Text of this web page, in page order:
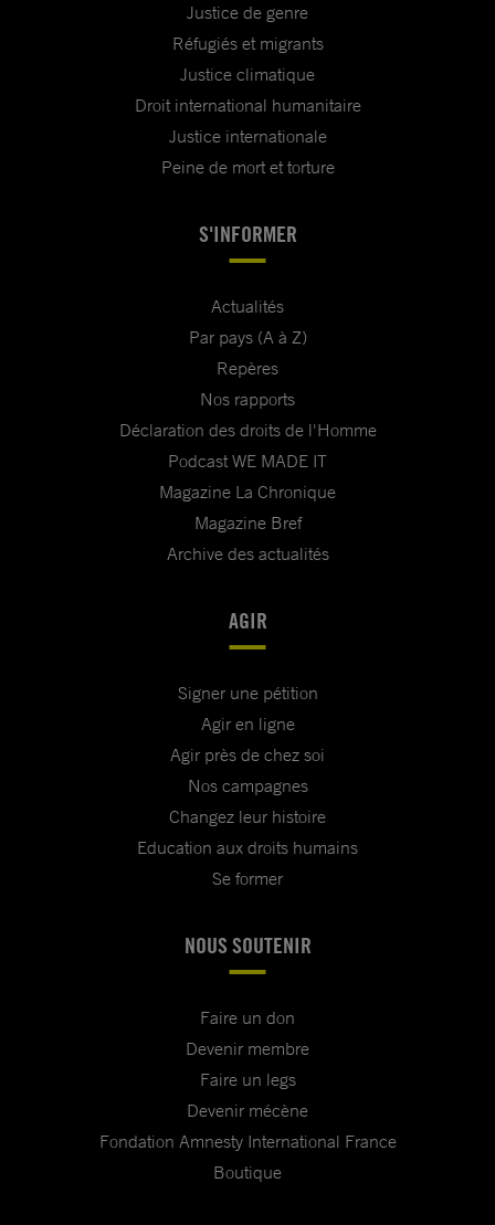
Justice de genre
Réfugiés et migrants
Justice climatique
Droit international humanitaire
Justice internationale
Peine de mort et torture
S'INFORMER
Actualités
Par pays (A à Z)
Repères
Nos rapports
Déclaration des droits de l'Homme
Podcast WE MADE IT
Magazine La Chronique
Magazine Bref
Archive des actualités
AGIR
Signer une pétition
Agir en ligne
Agir près de chez soi
Nos campagnes
Changez leur histoire
Education aux droits humains
Se former
NOUS SOUTENIR
Faire un don
Devenir membre
Faire un legs
Devenir mécène
Fondation Amnesty International France
Boutique